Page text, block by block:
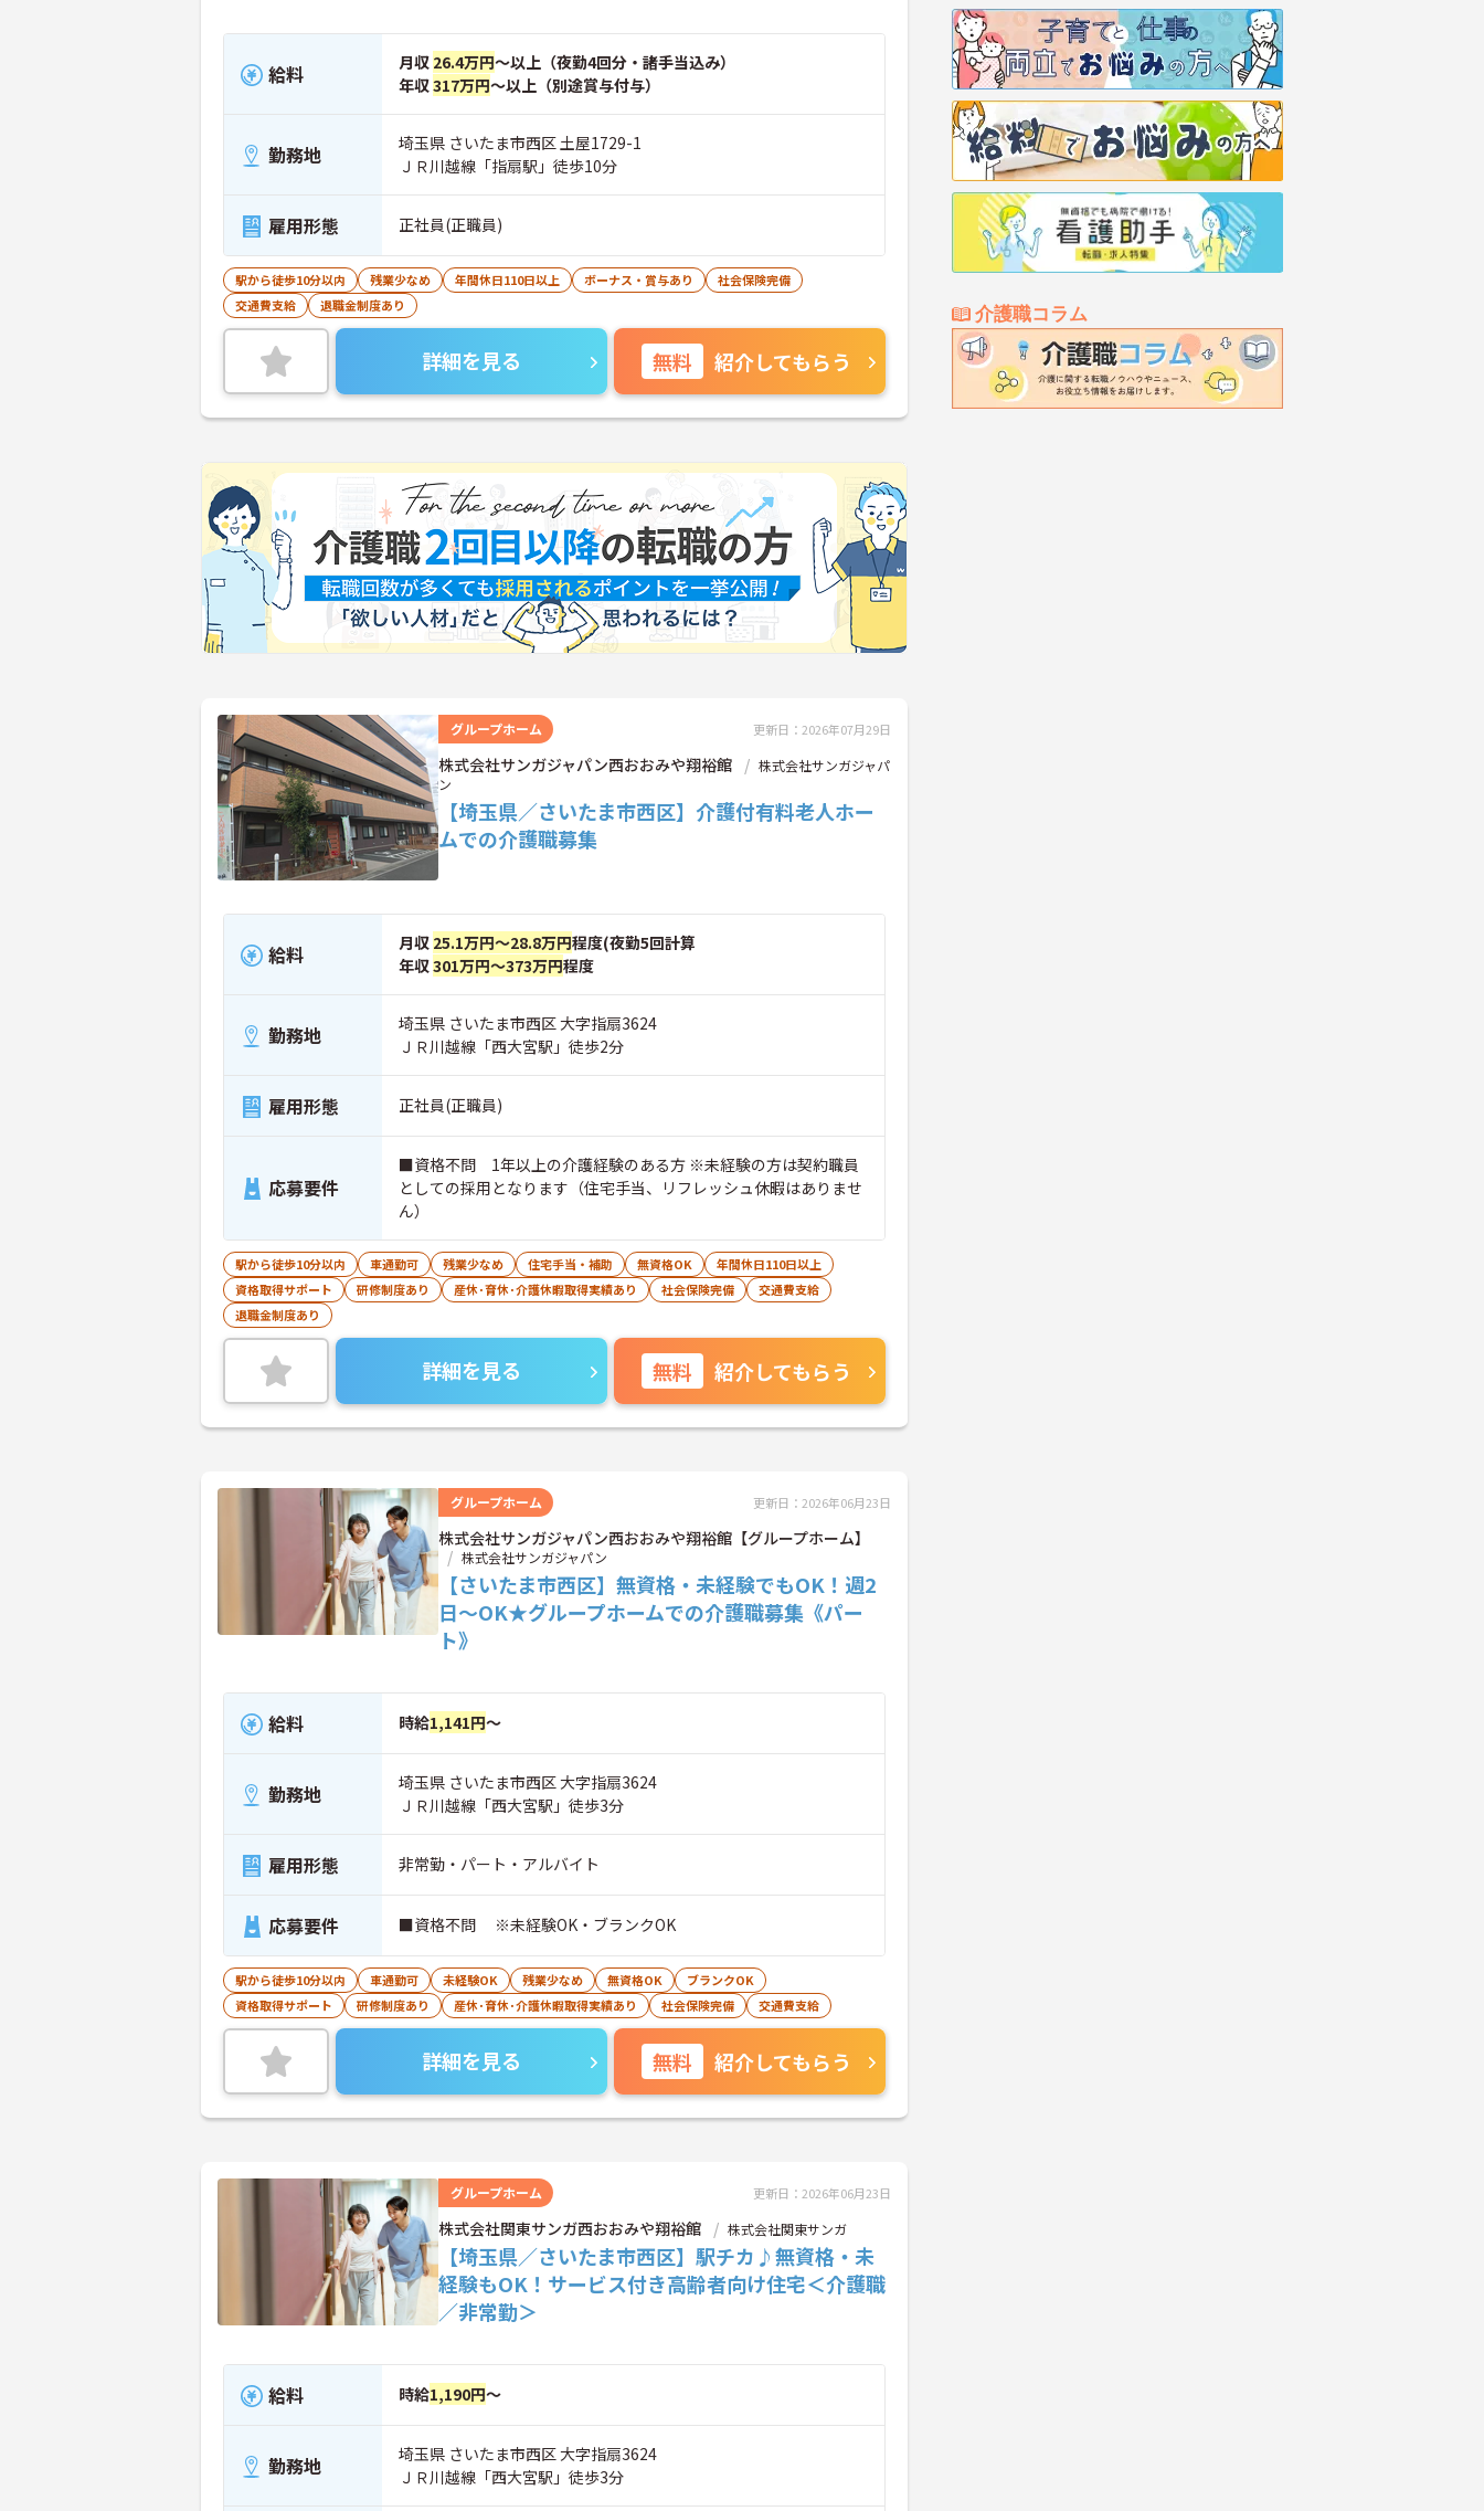
介護職コラム
給料 月収 26.4万円～以上（夜勤4回分・諸手当込み）
年収317万円～以上（別途賞与付与）
勤務地
埼玉県 さいたま市西区 土屋1729-1
ＪＲ川越線「指扇駅」徒歩10分
雇用形態 正社員(正職員)
駅から徒歩10分以内 残業少なめ 年間休日110日以上 ボーナス・賞与あり
社会保険完備
交通費支給
退職金制度あり
詳細を見る 無料 紹介してもらう
グループホーム 更新日：2026年07月29日
株式会社サンガジャパン西おおみや翔裕館
株式会社サンガジャパ
ン
【埼玉県／さいたま市西区】介護付有料老人ホー
ムでの介護職募集
給料 月収 25.1万円～28.8万円程度(夜勤5回計算
年収301万円～373万円程度
勤務地
埼玉県 さいたま市西区 大字指扇3624
ＪＲ川越線「西大宮駅」徒歩2分
雇用形態 正社員(正職員)
応募要件
■資格不問 1年以上の介護経験のある方 ※未経験の方は契約職員
としての採用となります（住宅手当、リフレッシュ休暇はありませ
ん）
駅から徒歩10分以内 車通勤可 残業少なめ 住宅手当・補助 無資格OK
年間休日110日以上
資格取得サポート
研修制度あり 産休･育休･介護休暇取得実績あり 社会保険完備
交通費支給
退職金制度あり
詳細を見る 無料 紹介してもらう
グループホーム 更新日：2026年06月23日
株式会社サンガジャパン西おおみや翔裕館【グループホーム】
株式会社サンガジャパン
【さいたま市西区】無資格・未経験でもOK！週2
日～OK★グループホームでの介護職募集《パー
ト》
給料 時給1,141円～
勤務地
埼玉県 さいたま市西区 大字指扇3624
ＪＲ川越線「西大宮駅」徒歩3分
雇用形態 非常勤・パート・アルバイト
応募要件 ■資格不問 ※未経験OK・ブランクOK
駅から徒歩10分以内 車通勤可 未経験OK 残業少なめ 無資格OK
ブランクOK
資格取得サポート
研修制度あり 産休･育休･介護休暇取得実績あり 社会保険完備 交通費支給
詳細を見る 無料 紹介してもらう
グループホーム 更新日：2026年06月23日
株式会社関東サンガ西おおみや翔裕館 株式会社関東サンガ
【埼玉県／さいたま市西区】駅チカ♪無資格・未
経験もOK！サービス付き高齢者向け住宅＜介護職
／非常勤＞
給料 時給1,190円～
勤務地
埼玉県 さいたま市西区 大字指扇3624
ＪＲ川越線「西大宮駅」徒歩3分